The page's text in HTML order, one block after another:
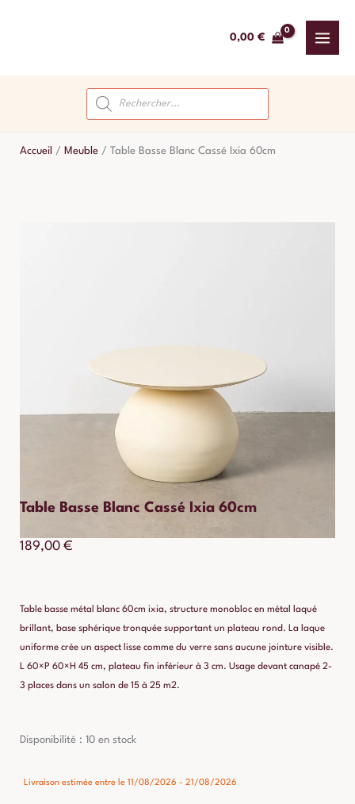
0,00 €
Recherche
de
produits
Accueil / Meuble / Table Basse Blanc Cassé Ixia 60cm
Table Basse Blanc Cassé Ixia 60cm
189,00 €
Table basse métal blanc 60cm ixia, structure monobloc en métal laqué
brillant, base sphérique tronquée supportant un plateau rond. La laque
uniforme crée un aspect lisse comme du verre sans aucune jointure visible.
L 60×P 60×H 45 cm, plateau fin inférieur à 3 cm. Usage devant canapé 2-
3 places dans un salon de 15 à 25 m2.
Disponibilité : 10 en stock
Livraison estimée entre le 11/08/2026 - 21/08/2026
quantité
Table